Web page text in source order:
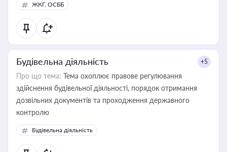
ЖКГ, ОСББ
Будівельна діяльність +5
Про що тема: Тема охоплює правове регулювання
здійснення будівельної діяльності, порядок отримання
дозвільних документів та проходження державного
контролю
Будівельна діяльність